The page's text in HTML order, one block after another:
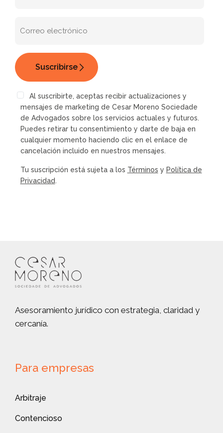
Al suscribirte, aceptas recibir actualizaciones y
mensajes de marketing de Cesar Moreno Sociedade
de Advogados sobre los servicios actuales y futuros.
Puedes retirar tu consentimiento y darte de baja en
cualquier momento haciendo clic en el enlace de
cancelación incluido en nuestros mensajes.
Tu suscripción está sujeta a los Términos y Política de
Privacidad.
Asesoramiento jurídico con estrategia, claridad y
cercanía.
Para empresas
Arbitraje
Contencioso